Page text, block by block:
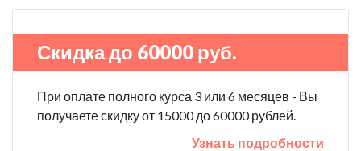
Скидка до 60000 руб.
При оплате полного курса 3 или 6 месяцев - Вы
получаете скидку от 15000 до 60000 рублей.
Узнать подробности